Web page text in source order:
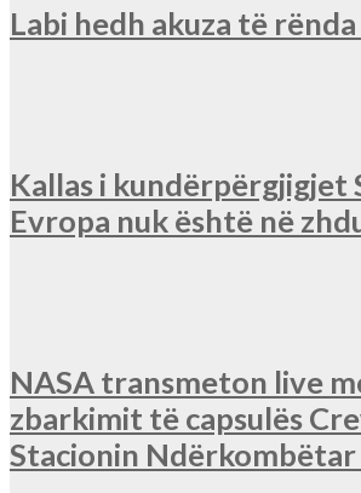
Labi hedh akuza të
Kallas i kundërpërgjigjet
Evropa nuk është në
NASA transmeton live
zbarkimit të capsulës
Stacionin